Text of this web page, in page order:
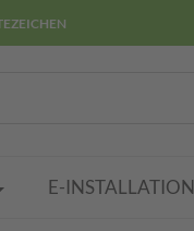
E-INSTALLATION